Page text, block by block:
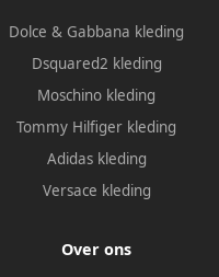
Dolce & Gabbana kleding
Dsquared2 kleding
Moschino kleding
Tommy Hilfiger kleding
Adidas kleding
Versace kleding
Over ons